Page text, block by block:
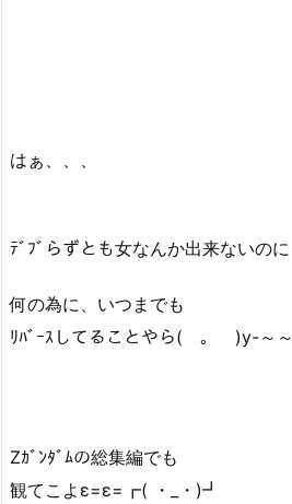
はぁ、、、
ﾃﾞﾌﾞらずとも女なんか出来ないのに
何の為に、いつまでも
ﾘﾊﾞｰｽしてることやら(￣。￣)y-～～
Zｶﾞﾝﾀﾞﾑの総集編でも
観てこよε=ε=┏( ・_・)┛